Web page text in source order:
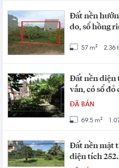
Đất nền
do, sổ hồng
57 m² 2.36
Đất nền diện
vắn, có sổ
ĐÃ BÁN
69.5 m²
Đất nền mặt
diện tích